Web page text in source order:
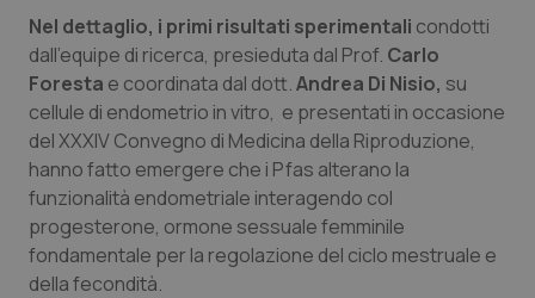
Liguria
Lombardia
Marche
Molise
Piemonte
Disturbi dell’umore
Dolore
Donna & Salute
Epatiti
HIV
Nel dettaglio, i primi risultati sperimentali condotti
dall’equipe di ricerca, presieduta dal Prof. Carlo
Foresta e coordinata dal dott.Andrea Di Nisio, su
cellule di endometrio in vitro, e presentati in occasione
del XXXIV Convegno di Medicina della Riproduzione,
hanno fatto emergere che i Pfas alterano la
funzionalità endometriale interagendo col
progesterone, ormone sessuale femminile
fondamentale per la regolazione del ciclo mestruale e
della fecondità.